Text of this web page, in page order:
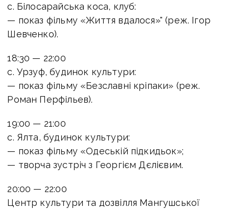
с. Білосарайська коса, клуб:
— показ фільму «Життя вдалося»" (реж. Ігор
Шевченко).
18:30 — 22:00
с. Урзуф, будинок культури:
— показ фільму «Безславні кріпаки» (реж.
Роман Перфільев).
19:00 — 21:00
с. Ялта, будинок культури:
— показ фільму «Одеській підкидьок»;
— творча зустріч з Георгієм Дєлієвим.
20:00 — 22:00
Центр культури та дозвілля Мангушської